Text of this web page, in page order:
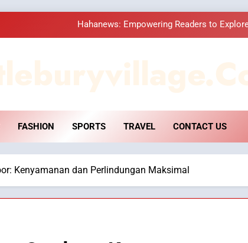
Hahanews: Empowering Readers to
Hahanews: Empowering Readers to
How Hahanews Became a
FASHION SPORTS TRAVEL CONTACT US
Kenyamanan dan Perlindungan Maksimal